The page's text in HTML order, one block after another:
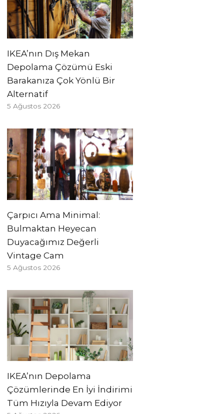
IKEA’nın Dış Mekan
Depolama Çözümü Eski
Barakanıza Çok Yönlü Bir
Alternatif
5 Ağustos 2026
Çarpıcı Ama Minimal:
Bulmaktan Heyecan
Duyacağımız Değerli
Vintage Cam
5 Ağustos 2026
IKEA’nın Depolama
Çözümlerinde En İyi İndirimi
Tüm Hızıyla Devam Ediyor